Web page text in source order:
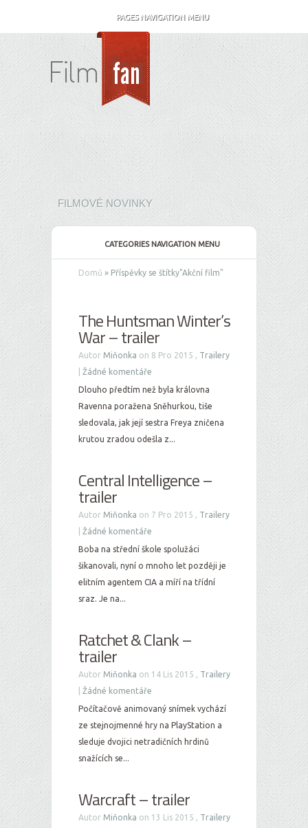
PAGES NAVIGATION MENU
FILMOVÉ NOVINKY
CATEGORIES NAVIGATION MENU
Domů » Příspěvky se štítky"Akční film"
The Huntsman Winter’s
War – trailer
Autor Miňonka on 8 Pro 2015 , Trailery
Žádné komentáře
Dlouho předtím než byla královna
Ravenna poražena Sněhurkou, tiše
sledovala, jak její sestra Freya zničena
krutou zradou odešla z...
Central Intelligence –
trailer
Autor Miňonka on 7 Pro 2015 , Trailery
Žádné komentáře
Boba na střední škole spolužáci
šikanovali, nyní o mnoho let později je
elitním agentem CIA a míří na třídní
sraz. Je na...
Ratchet & Clank –
trailer
Autor Miňonka on 14 Lis 2015 , Trailery
Žádné komentáře
Počítačově animovaný snímek vychází
ze stejnojmenné hry na PlayStation a
sleduje dvojici netradičních hrdinů
snažících se...
Warcraft – trailer
Autor Miňonka on 13 Lis 2015 , Trailery